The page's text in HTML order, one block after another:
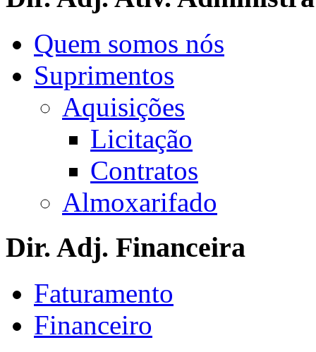
Quem somos nós
Suprimentos
Aquisições
Licitação
Contratos
Almoxarifado
Dir. Adj. Financeira
Faturamento
Financeiro